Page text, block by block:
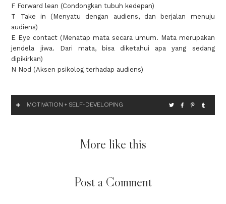
F Forward lean (Condongkan tubuh kedepan)
T Take in (Menyatu dengan audiens, dan berjalan menuju
audiens)
E Eye contact (Menatap mata secara umum. Mata merupakan
jendela jiwa. Dari mata, bisa diketahui apa yang sedang
dipikirkan)
N Nod (Aksen psikolog terhadap audiens)
MOTIVATION + SELF-DEVELOPING
More like this
Post a Comment